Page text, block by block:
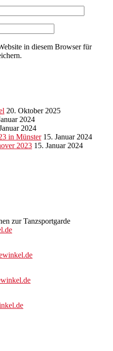
in diesem Browser für
20. Oktober 2025
2024
2024
in Münster 15. Januar 2024
2023 15. Januar 2024
zur Tanzsportgarde